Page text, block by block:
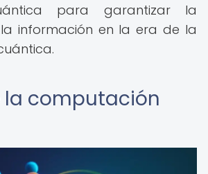
para garantizar la
información en la era de la
la computación